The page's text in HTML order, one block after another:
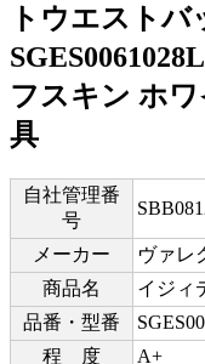
トウエストバ
フスキン ホ
具
自社管理番
号
メーカー
ヴァレ
商品名
イジィ
品番・型番
程 度
A+